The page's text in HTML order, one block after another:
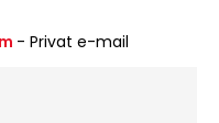
- Privat e-mail